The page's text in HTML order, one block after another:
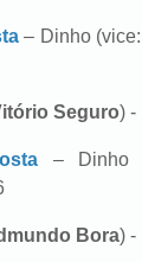
– Dinho (vice:
Seguro) -
– Dinho
Bora) -